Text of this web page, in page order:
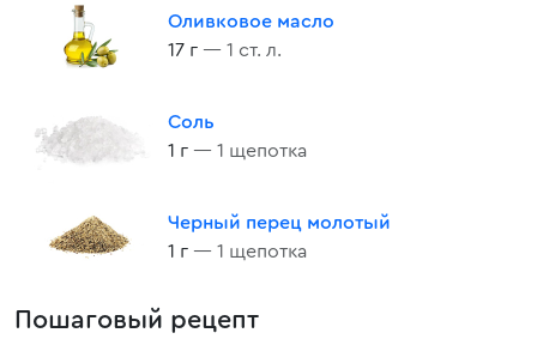
Оливковое масло
17 г — 1 ст. л.
Соль
1 г — 1 щепотка
Черный перец молотый
1 г — 1 щепотка
Пошаговый рецепт